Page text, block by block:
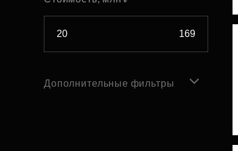
Дополнительные фильтры